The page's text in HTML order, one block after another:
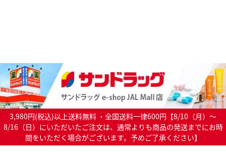
3,980円(税込)以上送料無料 ・全国送料一律600円【8/10（月）～
8/16（日）にいただいたご注文は、通常よりも商品の発送までにお時
間をいただく場合がございます。予めご了承ください】